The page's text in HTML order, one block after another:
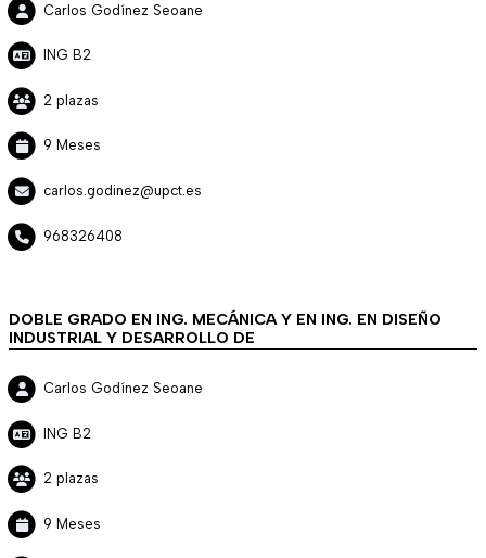
Carlos Godínez Seoane
ING B2
2 plazas
9 Meses
carlos.godinez@upct.es
968326408
DOBLE GRADO EN ING. MECÁNICA Y EN ING. EN DISEÑO
INDUSTRIAL Y DESARROLLO DE
Carlos Godínez Seoane
ING B2
2 plazas
9 Meses